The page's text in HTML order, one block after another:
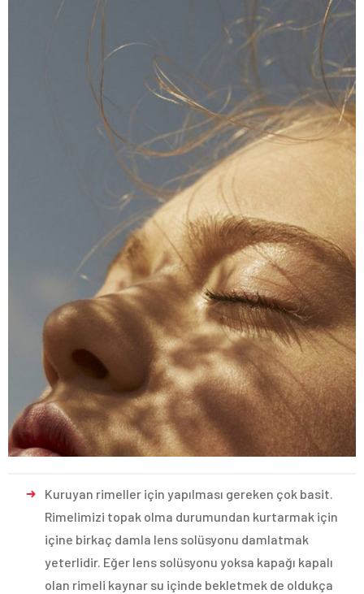
Kuruyan rimeller için yapılması gereken çok basit.
Rimelimizi topak olma durumundan kurtarmak için
içine birkaç damla lens solüsyonu damlatmak
yeterlidir. Eğer lens solüsyonu yoksa kapağı kapalı
olan rimeli kaynar su içinde bekletmek de oldukça